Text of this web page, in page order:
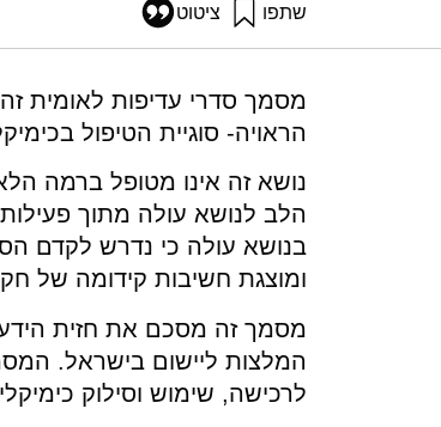
שתפו ציטוט
מסמך סדרי עדיפות לאומית
הראויה- סוגיית הטיפול
נושא זה אינו מטופל ברמה
הלב לנושא עולה מתוך
בנושא עולה כי נדרש לקדם
ומוצגת חשיבות קידומה של
מסמך זה מסכם את חזית הידע
המלצות ליישום בישראל.
לרכישה, שימוש וסילוק